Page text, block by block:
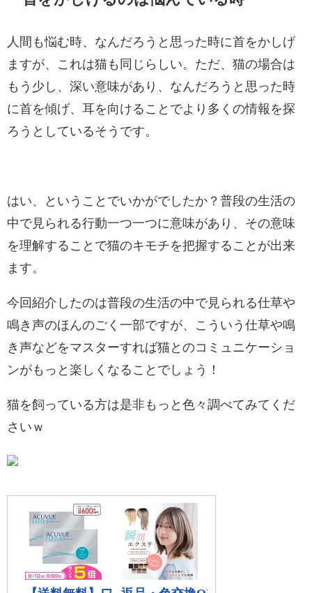
人間も悩む時、なんだろうと思った時に首をかしげ
ますが、これは猫も同じらしい。ただ、猫の場合は
もう少し、深い意味があり、なんだろうと思った時
に首を傾げ、耳を向けることでより多くの情報を探
ろうとしているそうです。
はい、ということでいかがでしたか？普段の生活の
中で見られる行動一つ一つに意味があり、その意味
を理解することで猫のキモチを把握することが出来
ます。
今回紹介したのは普段の生活の中で見られる仕草や
鳴き声のほんのごく一部ですが、こういう仕草や鳴
き声などをマスターすれば猫とのコミュニケーショ
ンがもっと楽しくなることでしょう！
猫を飼っている方は是非もっと色々調べてみてくだ
さいｗ